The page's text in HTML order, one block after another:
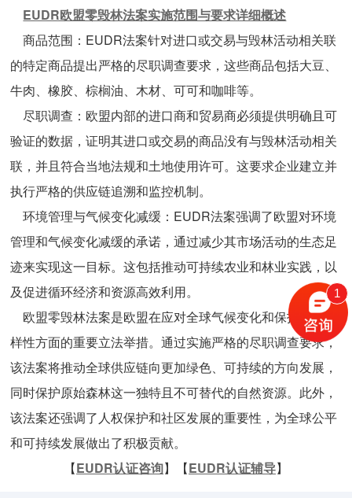
EUDR欧盟零毁林法案实施范围与要求详细概述
商品范围：EUDR法案针对进口或交易与毁林活动相关联
的特定商品提出严格的尽职调查要求，这些商品包括大豆、
牛肉、橡胶、棕榈油、木材、可可和咖啡等。
尽职调查：欧盟内部的进口商和贸易商必须提供明确且可
验证的数据，证明其进口或交易的商品没有与毁林活动相关
联，并且符合当地法规和土地使用许可。这要求企业建立并
执行严格的供应链追溯和监控机制。
环境管理与气候变化减缓：EUDR法案强调了欧盟对环境
管理和气候变化减缓的承诺，通过减少其市场活动的生态足
迹来实现这一目标。这包括推动可持续农业和林业实践，以
及促进循环经济和资源高效利用。
欧盟零毁林法案是欧盟在应对全球气候变化和保护生物多
样性方面的重要立法举措。通过实施严格的尽职调查要求，
该法案将推动全球供应链向更加绿色、可持续的方向发展，
同时保护原始森林这一独特且不可替代的自然资源。此外，
该法案还强调了人权保护和社区发展的重要性，为全球公平
和可持续发展做出了积极贡献。
【EUDR认证咨询】【EUDR认证辅导】
1